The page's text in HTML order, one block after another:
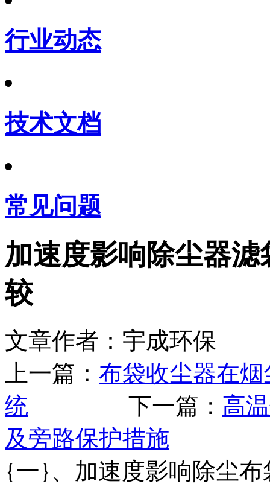
行业动态
技术文档
常见问题
加速度影响除尘器
较
文章作者：宇成环保
上一篇： 布袋收尘器在
统 下一篇： 高
及旁路保护措施
{一}、加速度影响除尘